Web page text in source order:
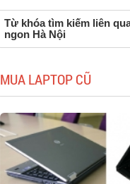
Từ khóa tìm kiếm liên
ngon Hà Nội
MUA LAPTOP CŨ